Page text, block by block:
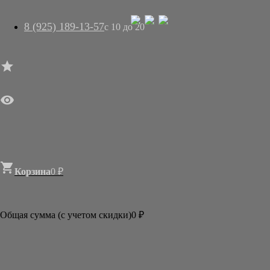

БУМАГА
8 (925) 189-13-57с 10 до 20


Корзина0 ₽
Общая сумма (с учетом скидки)0 ₽